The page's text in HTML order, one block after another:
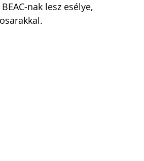
nak lesz esélye,